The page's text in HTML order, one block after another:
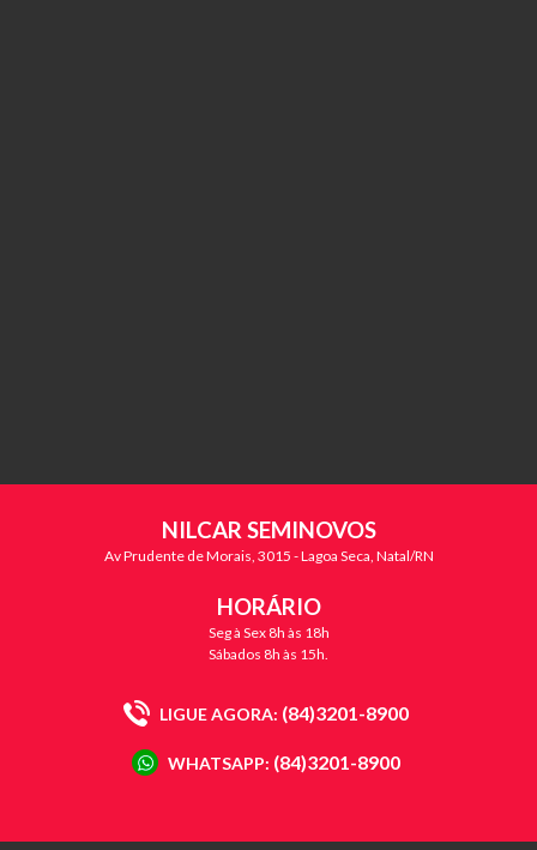
NILCAR SEMINOVOS
Av Prudente de Morais, 3015 - Lagoa Seca, Natal/RN
HORÁRIO
Seg à Sex 8h às 18h
Sábados 8h às 15h.
LIGUE AGORA: (84)3201-8900
WHATSAPP: (84)3201-8900